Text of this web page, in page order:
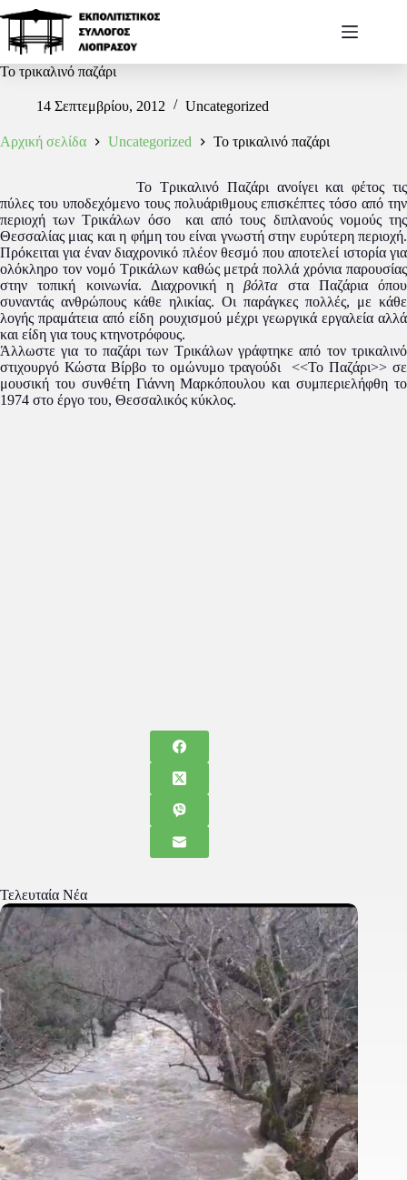
Το τρικαλινό παζάρι
14 Σεπτεμβρίου, 2012 Uncategorized
Αρχική σελίδα Uncategorized Το τρικαλινό παζάρι
Το Τρικαλινό Παζάρι ανοίγει και φέτος τις
πύλες του υποδεχόμενο τους πολυάριθμους επισκέπτες τόσο από την
περιοχή των Τρικάλων όσο και από τους διπλανούς νομούς της
Θεσσαλίας μιας και η φήμη του είναι γνωστή στην ευρύτερη περιοχή.
Πρόκειται για έναν διαχρονικό πλέον θεσμό που αποτελεί ιστορία για
ολόκληρο τον νομό Τρικάλων καθώς μετρά πολλά χρόνια παρουσίας
στην τοπική κοινωνία. Διαχρονική ηβόλταστα Παζάρια όπου
συναντάς ανθρώπους κάθε ηλικίας. Οι παράγκες πολλές, με κάθε
λογής πραμάτεια από είδη ρουχισμού μέχρι γεωργικά εργαλεία αλλά
και είδη για τους κτηνοτρόφους.
Άλλωστε για το παζάρι των Τρικάλων γράφτηκε από τον τρικαλινό
στιχουργό Κώστα Βίρβο το ομώνυμο τραγούδι <<Το Παζάρι>> σε
μουσική του συνθέτη Γιάννη Μαρκόπουλου και συμπεριελήφθη το
1974 στο έργο του, Θεσσαλικός κύκλος.
Τελευταία Νέα